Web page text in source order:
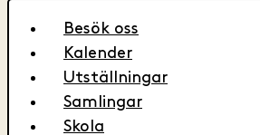
Besök oss
Kalender
Utställningar
Samlingar
Skola